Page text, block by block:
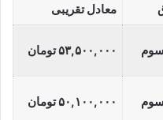
معادل تقریبی
۵۳,۵۰۰,۰۰۰ تومان
۵۰,۱۰۰,۰۰۰ تومان